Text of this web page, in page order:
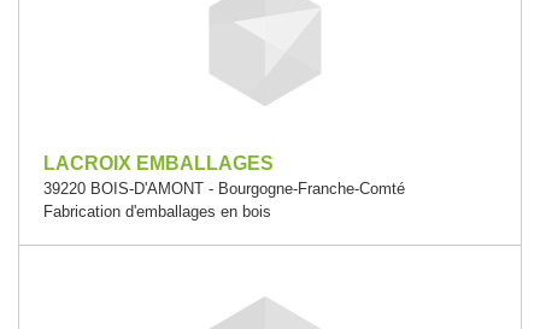
LACROIX EMBALLAGES
39220 BOIS-D'AMONT - Bourgogne-Franche-Comté
Fabrication d'emballages en bois